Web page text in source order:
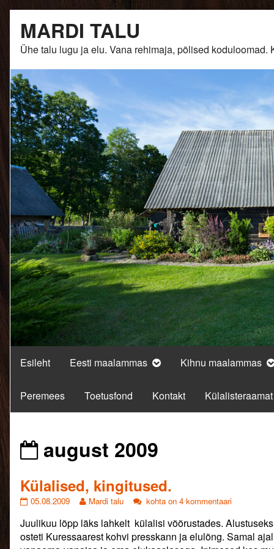
content
MARDI TALU
Ühe talu lugu ja elu. Vana rehimaja, põlised
Esileht Eesti maalammas Kihnu maalammas
Peremees Toetusfond Kontakt Külalisteraamat
Posts
from
august 2009
Külalised, kingitused.
Külalised,
published
on
05.08.2009
Read
posts
by
the
Mardi talu
Külalised,
kohta on 4 kommentaari
Juulikuu lõpp läks lahkelt külalisi võõrustades.
osteti Kuressaarest kohvi presskann ja elulõng. Samal